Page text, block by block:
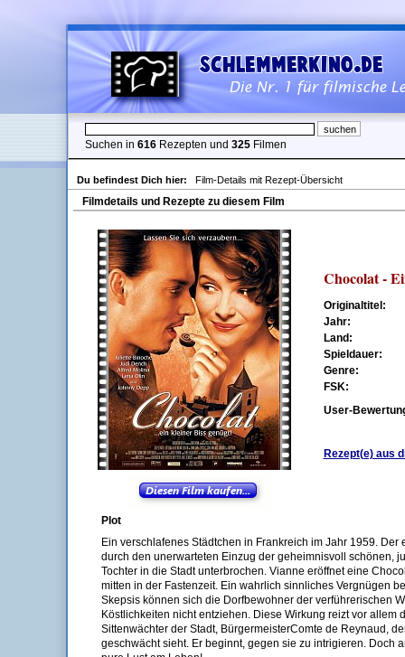
Suchen in 616 Rezepten und 325 Filmen
Du befindest Dich hier: Film-Details mit Rezept-Übersicht
Filmdetails und Rezepte zu diesem Film
Chocolat -
Originaltitel:
Jahr:
Land:
Spieldauer:
Genre:
FSK:
User-
Rezept(e) aus
Plot
Ein verschlafenes Städtchen in Frankreich im Jahr 1959. Der
durch den unerwarteten Einzug der geheimnisvoll schönen,
Tochter in die Stadt unterbrochen. Vianne eröffnet eine
mitten in der Fastenzeit. Ein wahrlich sinnliches Vergnügen
Skepsis können sich die Dorfbewohner der verführerischen
Köstlichkeiten nicht entziehen. Diese Wirkung reizt vor allem
Sittenwächter der Stadt, BürgermeisterComte de Reynaud,
geschwächt sieht. Er beginnt, gegen sie zu intrigieren. Doch